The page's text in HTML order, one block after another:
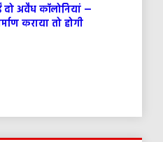
दो अवैध कॉलोनियां —
कराया तो होगी